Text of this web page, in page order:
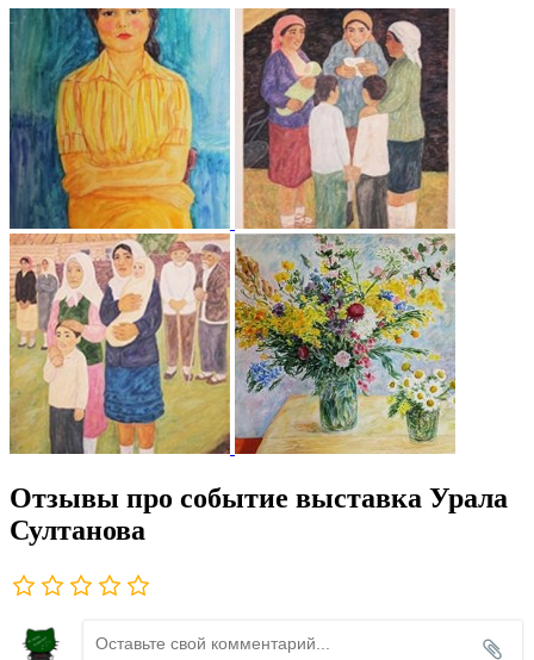
Отзывы про событие выставка Урала
Султанова